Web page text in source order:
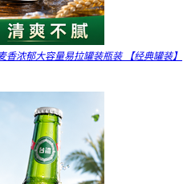
浓郁大容量易拉罐装瓶装 【经典罐装】